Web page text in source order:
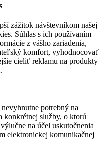
zážitok návštevníkom našej
Súhlas s ich používaním
z vášho zariadenia,
komfort, vyhodnocovať
cieliť reklamu na produkty
potrebný na
konkrétnej služby, o ktorú
na účel uskutočnenia
elektronickej komunikačnej